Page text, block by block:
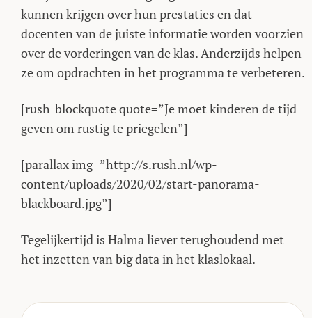
kunnen krijgen over hun prestaties en dat
docenten van de juiste informatie worden voorzien
over de vorderingen van de klas. Anderzijds helpen
ze om opdrachten in het programma te verbeteren.
[rush_blockquote quote=”Je moet kinderen de tijd
geven om rustig te priegelen”]
[parallax img=”http://s.rush.nl/wp-
content/uploads/2020/02/start-panorama-
blackboard.jpg”]
Tegelijkertijd is Halma liever terughoudend met
het inzetten van big data in het klaslokaal.